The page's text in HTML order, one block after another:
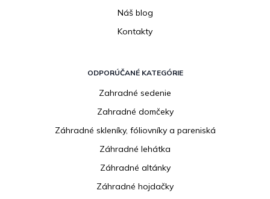
Náš blog
Kontakty
ODPORÚČANÉ KATEGÓRIE
Zahradné sedenie
Zahradné domčeky
Záhradné skleníky, fóliovníky a pareniská
Záhradné lehátka
Záhradné altánky
Záhradné hojdačky